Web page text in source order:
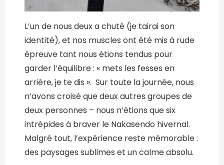
L’un de nous deux a chuté (je tairai son
identité), et nos muscles ont été mis à rude
épreuve tant nous étions tendus pour
garder l’équilibre : « mets les fesses en
arrière, je te dis ». Sur toute la journée, nous
n’avons croisé que deux autres groupes de
deux personnes – nous n’étions que six
intrépides à braver le Nakasendo hivernal.
Malgré tout, l’expérience reste mémorable :
des paysages sublimes et un calme absolu.